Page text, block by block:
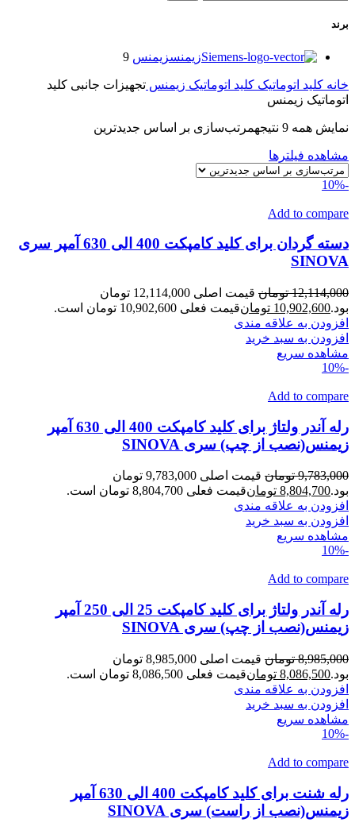
برند
زیمنسزیمنس 9
خانه کلید اتوماتیک کلید اتوماتیک زیمنس تجهیزات جانبی کلید
اتوماتیک زیمنس
نمایش همه 9 نتیجه مرتب‌سازی بر اساس جدیدترین
مشاهده فیلترها
-10%
Add to compare
دسته گردان برای کلید کامپکت 400 الی 630 آمپر سری
SINOVA
12,114,000 تومان
قیمت اصلی 12,114,000 تومان
بود.10,902,600 تومانقیمت فعلی 10,902,600 تومان است.
افزودن به علاقه مندی
افزودن به سبد خرید
مشاهده سریع
-10%
Add to compare
رله آندر ولتاژ برای کلید کامپکت 400 الی 630 آمپر
زیمنس(نصب از چپ) سری SINOVA
9,783,000 تومان
قیمت اصلی 9,783,000 تومان
بود.8,804,700 تومانقیمت فعلی 8,804,700 تومان است.
افزودن به علاقه مندی
افزودن به سبد خرید
مشاهده سریع
-10%
Add to compare
رله آندر ولتاژ برای کلید کامپکت 25 الی 250 آمپر
زیمنس(نصب از چپ) سری SINOVA
8,985,000 تومان
قیمت اصلی 8,985,000 تومان
بود.8,086,500 تومانقیمت فعلی 8,086,500 تومان است.
افزودن به علاقه مندی
افزودن به سبد خرید
مشاهده سریع
-10%
Add to compare
رله شنت برای کلید کامپکت 400 الی 630 آمپر
زیمنس(نصب از راست) سری SINOVA